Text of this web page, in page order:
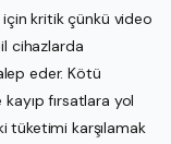
kritik çünkü video
cihazlarda
eder. Kötü
fırsatlara yol
tüketimi karşılamak